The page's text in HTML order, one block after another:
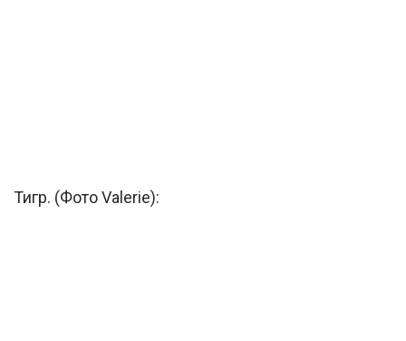
Тигр. (Фото Valerie):